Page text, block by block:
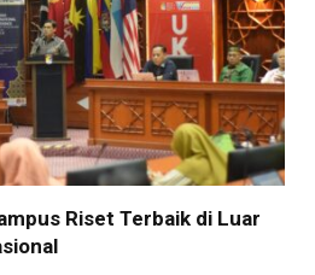
Riset Terbaik di Luar